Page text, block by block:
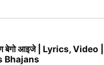
बेगो आइजे | Lyrics, Video |
Bhajans